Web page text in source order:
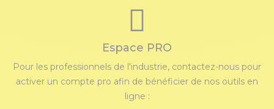
Espace PRO
Pour les professionnels de l'industrie, contactez-nous pour
activer un compte pro afin de bénéficier de nos outils en
ligne :